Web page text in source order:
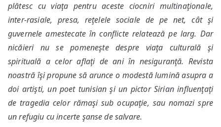
plătesc cu viaţa pentru aceste ciocniri multinaţionale,
inter-rasiale, presa, reţelele sociale de pe net, cât şi
guvernele amestecate în conflicte relatează pe larg. Dar
nicăieri nu se pomeneşte despre viaţa culturală şi
spirituală a celor aflaţi de ani în nesiguranţă. Revista
noastră îşi propune să arunce o modestă lumină asupra a
doi artişti, un poet tunisian şi un pictor Sirian influenţaţi
de tragedia celor rămaşi sub ocupaţie, sau nomazi spre
un refugiu cu incerte şanse de salvare.